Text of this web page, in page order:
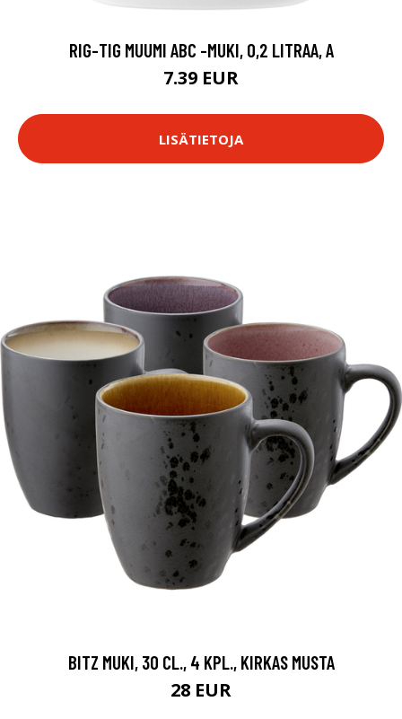
RIG-TIG MUUMI ABC -MUKI, 0,2 LITRAA, A
7.39 EUR
LISÄTIETOJA
BITZ MUKI, 30 CL., 4 KPL., KIRKAS MUSTA
28 EUR